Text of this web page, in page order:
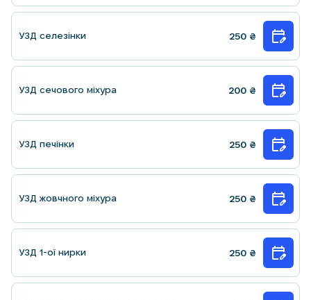
УЗД селезiнки 250 ₴
УЗД сечового мiхура 200 ₴
УЗД печінки 250 ₴
УЗД жовчного міхура 250 ₴
УЗД 1-ої нирки 250 ₴